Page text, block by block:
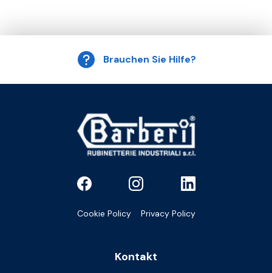
Brauchen Sie Hilfe?
Cookie Policy Privacy Policy
Kontakt